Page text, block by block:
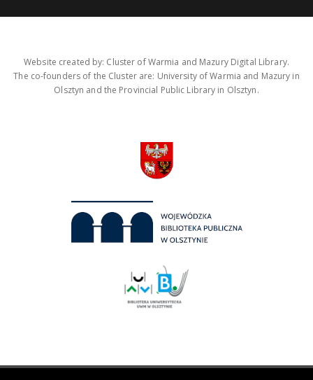
Website created by: Cluster of Warmia and Mazury Digital Library.
The co-founders of the Cluster are: University of Warmia and Mazury in
Olsztyn and the Provincial Public Library in Olsztyn.